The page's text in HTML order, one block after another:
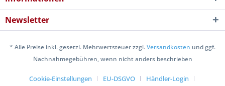
Newsletter
* Alle Preise inkl. gesetzl. Mehrwertsteuer zzgl.Versandkosten und ggf.
Nachnahmegebühren, wenn nicht anders beschrieben
Cookie-Einstellungen EU-DSGVO
Händler-Login